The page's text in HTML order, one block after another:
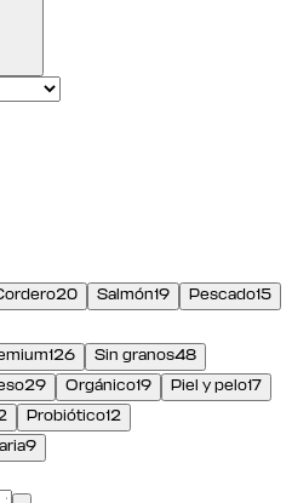
20 Salmón19 Pescado15
126 Sin granos48
29 Orgánico19 Piel y pelo17
Probiótico12
9